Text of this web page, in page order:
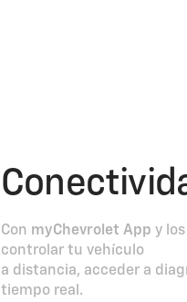
Con myChevrolet App y
controlar tu vehículo
a distancia, acceder a
tiempo real.